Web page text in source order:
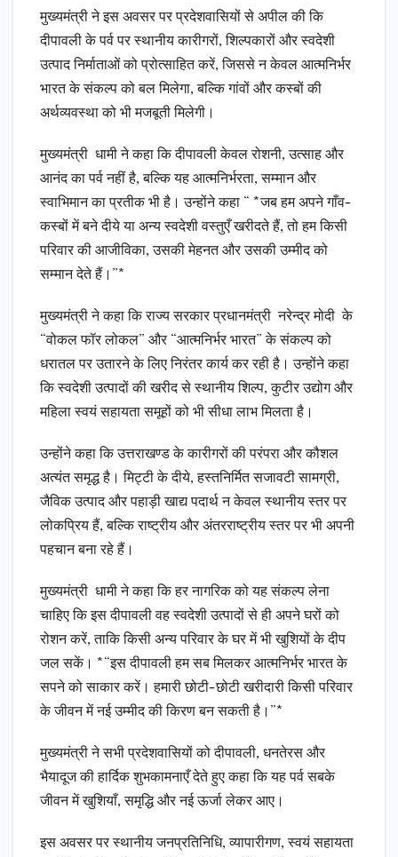
मुख्यमंत्री ने इस अवसर पर प्रदेशवासियों से अपील की कि
दीपावली के पर्व पर स्थानीय कारीगरों, शिल्पकारों और स्वदेशी
उत्पाद निर्माताओं को प्रोत्साहित करें, जिससे न केवल आत्मनिर्भर
भारत के संकल्प को बल मिलेगा, बल्कि गांवों और कस्बों की
अर्थव्यवस्था को भी मजबूती मिलेगी।
मुख्यमंत्री धामी ने कहा कि दीपावली केवल रोशनी, उत्साह और
आनंद का पर्व नहीं है, बल्कि यह आत्मनिर्भरता, सम्मान और
स्वाभिमान का प्रतीक भी है। उन्होंने कहा “ *जब हम अपने गाँव-
कस्बों में बने दीये या अन्य स्वदेशी वस्तुएँ खरीदते हैं, तो हम किसी
परिवार की आजीविका, उसकी मेहनत और उसकी उम्मीद को
सम्मान देते हैं।”*
मुख्यमंत्री ने कहा कि राज्य सरकार प्रधानमंत्री नरेन्द्र मोदी के
“वोकल फॉर लोकल” और “आत्मनिर्भर भारत” के संकल्प को
धरातल पर उतारने के लिए निरंतर कार्य कर रही है। उन्होंने कहा
कि स्वदेशी उत्पादों की खरीद से स्थानीय शिल्प, कुटीर उद्योग और
महिला स्वयं सहायता समूहों को भी सीधा लाभ मिलता है।
उन्होंने कहा कि उत्तराखण्ड के कारीगरों की परंपरा और कौशल
अत्यंत समृद्ध है। मिट्टी के दीये, हस्तनिर्मित सजावटी सामग्री,
जैविक उत्पाद और पहाड़ी खाद्य पदार्थ न केवल स्थानीय स्तर पर
लोकप्रिय हैं, बल्कि राष्ट्रीय और अंतरराष्ट्रीय स्तर पर भी अपनी
पहचान बना रहे हैं।
मुख्यमंत्री धामी ने कहा कि हर नागरिक को यह संकल्प लेना
चाहिए कि इस दीपावली वह स्वदेशी उत्पादों से ही अपने घरों को
रोशन करें, ताकि किसी अन्य परिवार के घर में भी खुशियों के दीप
जल सकें। *“इस दीपावली हम सब मिलकर आत्मनिर्भर भारत के
सपने को साकार करें। हमारी छोटी-छोटी खरीदारी किसी परिवार
के जीवन में नई उम्मीद की किरण बन सकती है।”*
मुख्यमंत्री ने सभी प्रदेशवासियों को दीपावली, धनतेरस और
भैयादूज की हार्दिक शुभकामनाएँ देते हुए कहा कि यह पर्व सबके
जीवन में खुशियाँ, समृद्धि और नई ऊर्जा लेकर आए।
इस अवसर पर स्थानीय जनप्रतिनिधि, व्यापारीगण, स्वयं सहायता